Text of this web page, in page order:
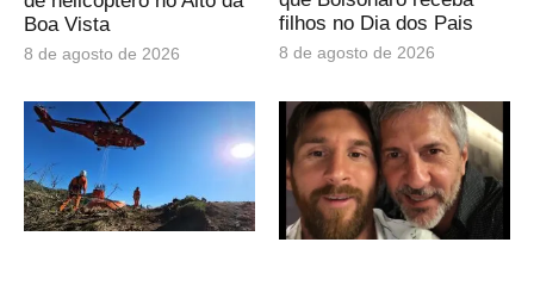
Boa Vista
8 de agosto de 2026
filhos no Dia dos Pais
8 de agosto de 2026